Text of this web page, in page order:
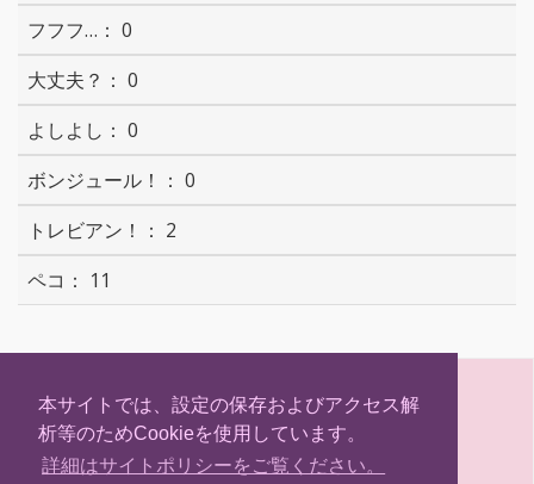
本サイトでは、設定の保存およびアクセス解
析等のためCookieを使用しています。
詳細はサイトポリシーをご覧ください。
0
0
0
0
2
11
h
a
r
e
w
i
t
t
e
a
c
e
b
o
a
t
e
n
a
(C) Hokkaidosm